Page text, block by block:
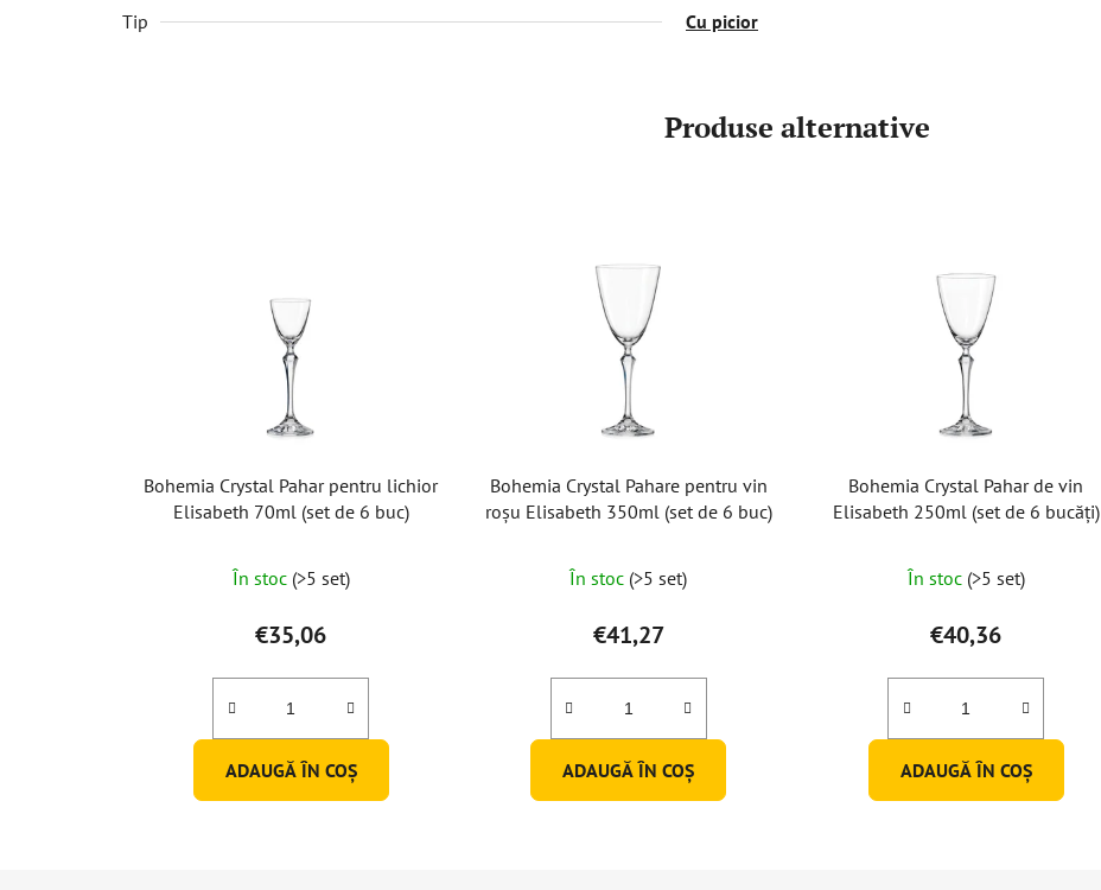
Tip
Cu picior
Produse alternative
Bohemia Crystal Pahar pentru lichior
Elisabeth 70ml (set de 6 buc)
În stoc (>5 set)
€35,06
ADAUGĂ ÎN COŞ
Bohemia Crystal Pahare pentru vin
roșu Elisabeth 350ml (set de 6 buc)
În stoc (>5 set)
€41,27
ADAUGĂ ÎN COŞ
Bohemia Crystal Pahar de vin
Elisabeth 250ml (set de 6 bucăți)
În stoc (>5 set)
€40,36
ADAUGĂ ÎN COŞ